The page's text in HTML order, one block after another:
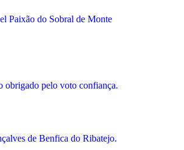
Paixão do Sobral de Monte
obrigado pelo voto confiança.
de Benfica do Ribatejo.